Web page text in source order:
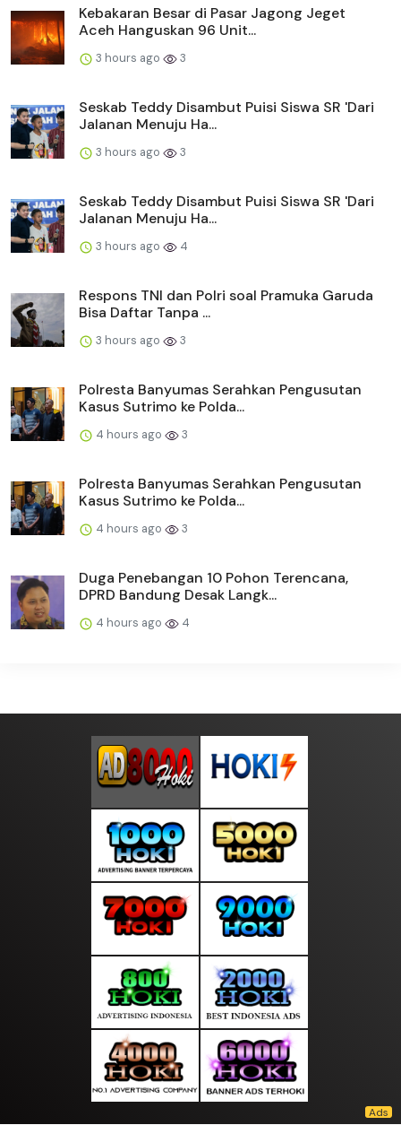
Kebakaran Besar di Pasar Jagong Jeget
Aceh Hanguskan 96 Unit...
3 hours ago 3
Seskab Teddy Disambut Puisi Siswa SR 'Dari
Jalanan Menuju Ha...
3 hours ago 3
Seskab Teddy Disambut Puisi Siswa SR 'Dari
Jalanan Menuju Ha...
3 hours ago 4
Respons TNI dan Polri soal Pramuka Garuda
Bisa Daftar Tanpa ...
3 hours ago 3
Polresta Banyumas Serahkan Pengusutan
Kasus Sutrimo ke Polda...
4 hours ago 3
Polresta Banyumas Serahkan Pengusutan
Kasus Sutrimo ke Polda...
4 hours ago 3
Duga Penebangan 10 Pohon Terencana,
DPRD Bandung Desak Langk...
4 hours ago 4